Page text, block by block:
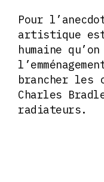
Pour
artistique
humaine
brancher les
Charles
radiateurs.